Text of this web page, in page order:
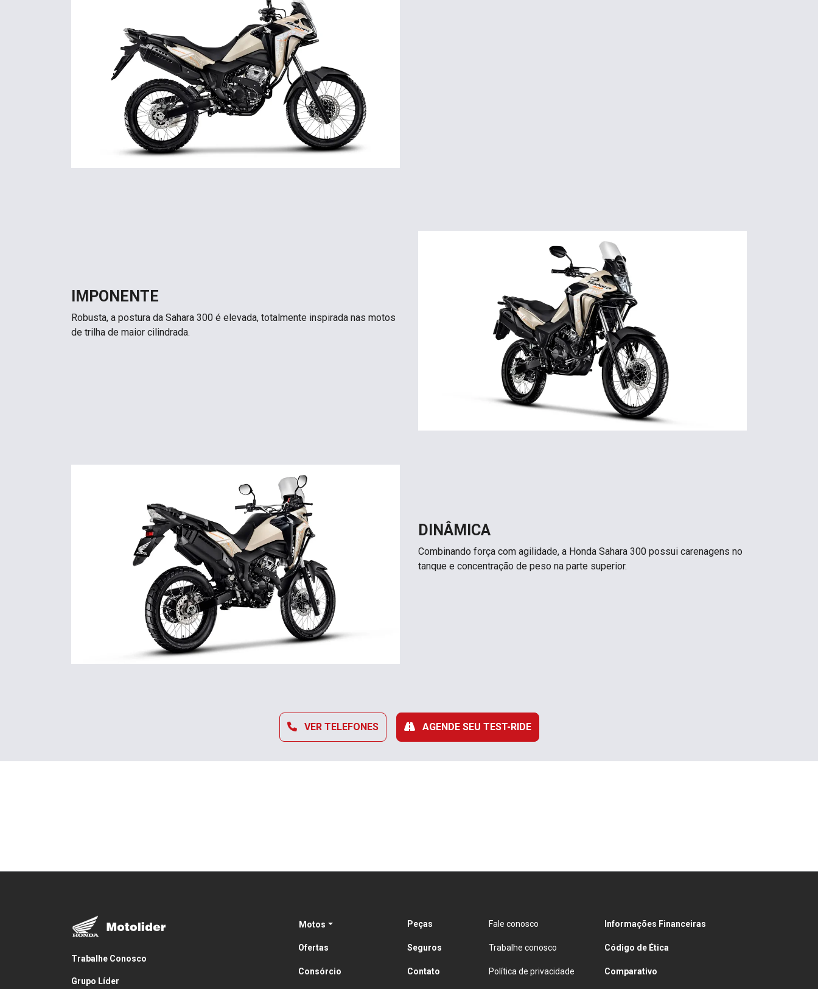
IMPONENTE
Robusta, a postura da Sahara 300 é elevada, totalmente inspirada nas motos
de trilha de maior cilindrada.
DINÂMICA
Combinando força com agilidade, a Honda Sahara 300 possui carenagens no
tanque e concentração de peso na parte superior.
VER TELEFONES AGENDE SEU TEST-RIDE
Trabalhe Conosco
Grupo Líder
Motos
Ofertas
Consórcio
Peças
Seguros
Contato
Fale conosco
Trabalhe conosco
Política de privacidade
Informações Financeiras
Código de Ética
Comparativo